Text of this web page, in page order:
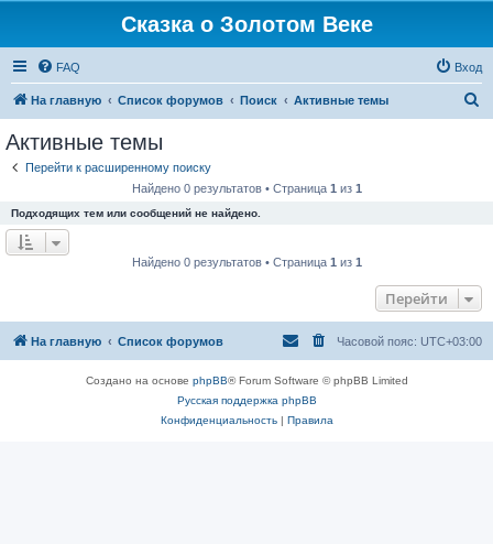
Сказка о Золотом Веке
FAQ Вход
На главную Список форумов Поиск Активные темы
Активные темы
Перейти к расширенному поиску
Найдено 0 результатов • Страница 1 из 1
Подходящих тем или сообщений не найдено.
Найдено 0 результатов • Страница 1 из 1
Перейти
На главную Список форумов Часовой пояс: UTC+03:00
Создано на основе phpBB® Forum Software © phpBB Limited
Русская поддержка phpBB
Конфиденциальность| Правила